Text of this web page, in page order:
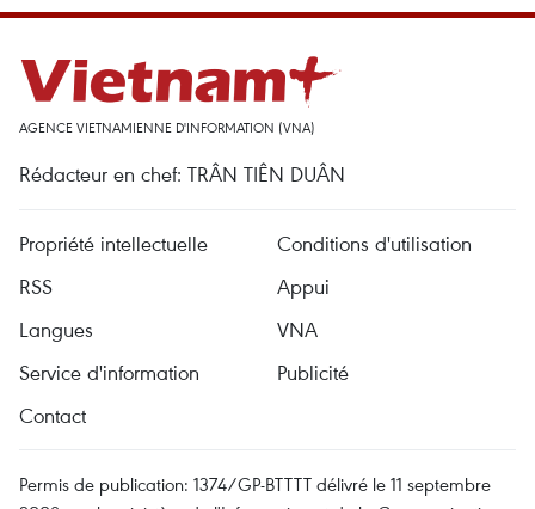
AGENCE VIETNAMIENNE D'INFORMATION (VNA)
Rédacteur en chef: TRÂN TIÊN DUÂN
Propriété intellectuelle
Conditions d'utilisation
RSS
Appui
Langues
VNA
Service d'information
Publicité
Contact
Permis de publication: 1374/GP-BTTTT délivré le 11 septembre